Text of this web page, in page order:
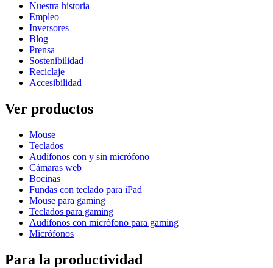
Nuestra historia
Empleo
Inversores
Blog
Prensa
Sostenibilidad
Reciclaje
Accesibilidad
Ver productos
Mouse
Teclados
Audífonos con y sin micrófono
Cámaras web
Bocinas
Fundas con teclado para iPad
Mouse para gaming
Teclados para gaming
Audífonos con micrófono para gaming
Micrófonos
Para la productividad